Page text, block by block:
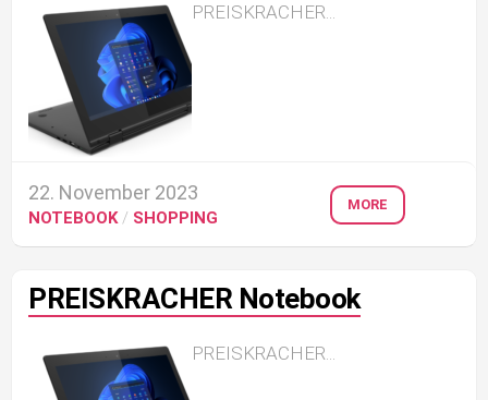
PREISKRACHER...
22. November 2023
NOTEBOOK/ SHOPPING
MORE
PREISKRACHER Notebook
PREISKRACHER...